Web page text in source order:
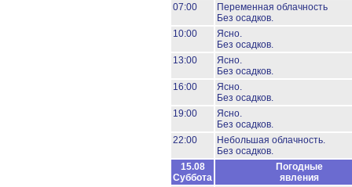
07:00
Переменная облачность
Без осадков.
10:00
Ясно.
Без осадков.
13:00
Ясно.
Без осадков.
16:00
Ясно.
Без осадков.
19:00
Ясно.
Без осадков.
22:00
Небольшая облачность.
Без осадков.
15.08
Суббота
Погодные
явления